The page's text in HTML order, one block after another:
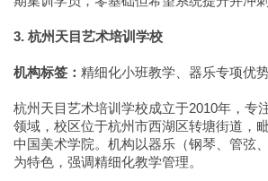
3. 杭州天目艺术培训学校
机构标签： 精细化小班教学、器乐专项优
杭州天目艺术培训学校成立于2010年，专
领域，校区位于杭州市西湖区转塘街道，
中国美术学院。机构以器乐（钢琴、管弦
为特色，强调精细化教学管理。